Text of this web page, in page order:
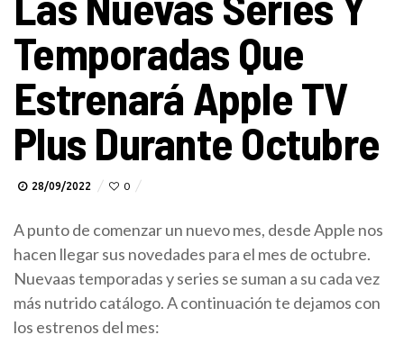
Temporadas Que
Estrenará Apple TV
Plus Durante Octubre
28/09/2022 0
A punto de comenzar un nuevo mes, desde Apple nos
hacen llegar sus novedades para el mes de octubre.
Nuevaas temporadas y series se suman a su cada vez
más nutrido catálogo. A continuación te dejamos con
los estrenos del mes: